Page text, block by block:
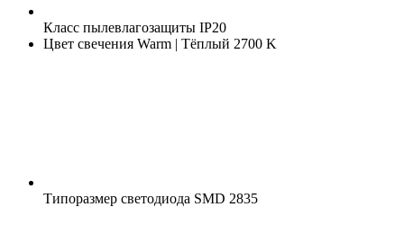
Класс пылевлагозащиты IP20
Цвет свечения Warm | Тёплый 2700 K
Типоразмер светодиода SMD 2835